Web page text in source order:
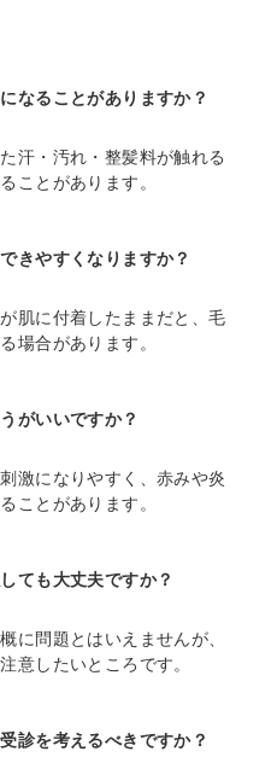
なることがありますか？
汗・汚れ・整髪料が触れる
ことがあります。
きやすくなりますか？
肌に付着したままだと、毛
場合があります。
がいいですか？
激になりやすく、赤みや炎
ことがあります。
ても大丈夫ですか？
に問題とはいえませんが、
意したいところです。
診を考えるべきですか？